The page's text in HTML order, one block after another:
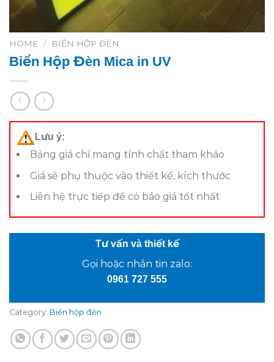
HOME / BIỂN HỘP ĐÈN
Biển Hộp Đèn Mica in UV
Lưu ý:
Bảng giá chỉ mang tính chất tham khảo
Giá sẽ phụ thuộc vào thiết kế, kích thước
Liên hệ trực tiếp để có báo giá tốt nhất
Tư vấn và thiết kế
Gọi hoặc nhắn tin zalo:
0961 727 555
Category: Biển hộp đèn